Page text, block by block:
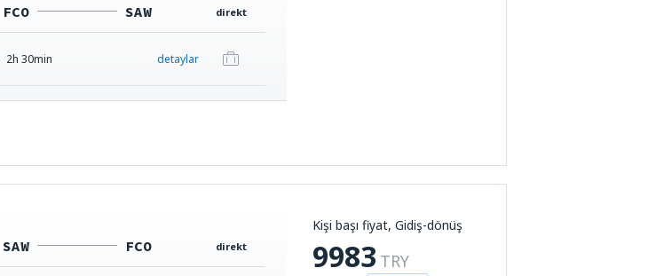
FCO SAW direkt
2h 30min detaylar
Kişi başı fiyat, Gidiş-dönüş
9983 TRY
SAW FCO direkt